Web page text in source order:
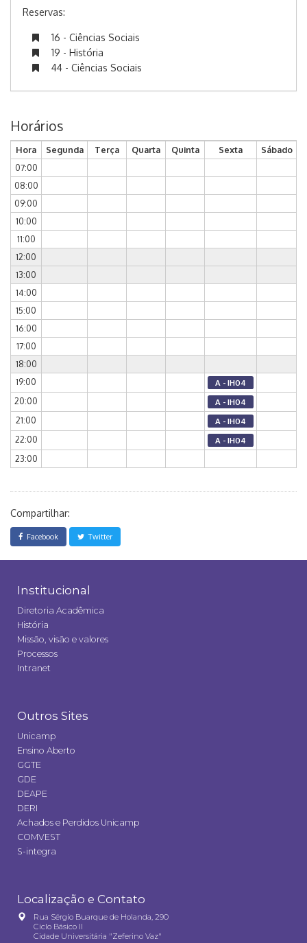
Reservas:
16 - Ciências Sociais
19 - História
44 - Ciências Sociais
Horários
Hora Segunda Terça Quarta Quinta Sexta
Sábado
07:00
08:00
09:00
10:00
11:00
12:00
13:00
14:00
15:00
16:00
17:00
18:00
19:00
A - IH04
20:00 A - IH04
21:00 A - IH04
22:00 A - IH04
23:00
Compartilhar:
Facebook Twitter
Institucional
Diretoria Acadêmica
História
Missão, visão e valores
Processos
Intranet
Outros Sites
Unicamp
Ensino Aberto
GGTE
GDE
DEAPE
DERI
Achados e Perdidos Unicamp
COMVEST
S-integra
Localização e Contato
Rua Sérgio Buarque de Holanda, 290
Ciclo Básico II
Cidade Universitária "Zeferino Vaz"